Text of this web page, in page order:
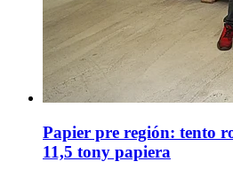
Papier pre región: tento
11,5 tony papiera